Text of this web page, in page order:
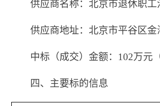
供应商名称：北京市退休职工
供应商地址：北京市平谷区金
中标（成交）金额：102万元
四、主要标的信息